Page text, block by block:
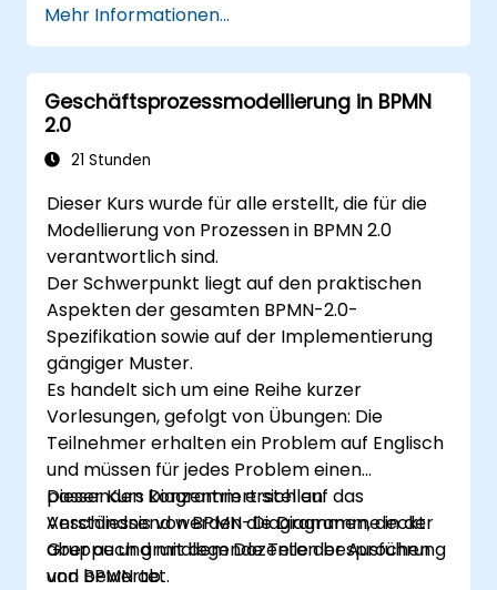
Sitzungen in die jeweiligen Themen eingeführt
und diese werden durch praktische Übungen
begleitet.
5. Modellierung eines Prozesses mit BPMN
6. Geschäftsregeln
Mehr Informationen...
Geschäftsprozessmodellierung in BPMN
2.0
21 Stunden
Dieser Kurs wurde für alle erstellt, die für die
Modellierung von Prozessen in BPMN 2.0
verantwortlich sind.
Der Schwerpunkt liegt auf den praktischen
Aspekten der gesamten BPMN-2.0-
Spezifikation sowie auf der Implementierung
gängiger Muster.
Es handelt sich um eine Reihe kurzer
Vorlesungen, gefolgt von Übungen: Die
Teilnehmer erhalten ein Problem auf Englisch
und müssen für jedes Problem einen
passenden Diagramm erstellen.
Anschliessend werden die Diagramme in der
Gruppe und mit dem Dozenten besprochen
und bewertet.
Dieser Kurs konzentriert sich auf das
Verständnis von BPMN-Diagrammen, deckt
aber auch grundlegende Teile der Ausführung
von BPMN ab.